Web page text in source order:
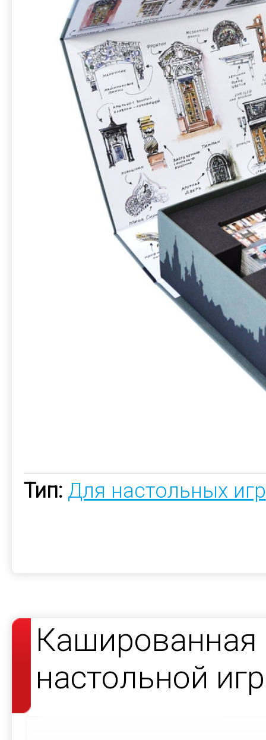
Тип: Для настольных игр
Кашированная
настольной